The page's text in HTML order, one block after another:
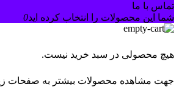
تماس با ما
شما این محصولات را انتخاب کرده اید0
هیچ محصولی در سبد خرید نیست.
جهت مشاهده محصولات بیشتر به صفحات